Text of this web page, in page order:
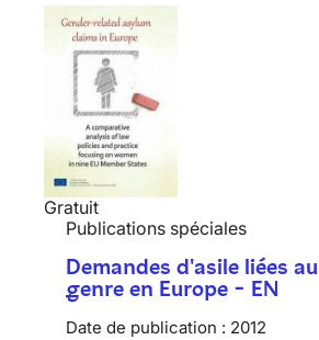
Gratuit
Publications spéciales
Demandes d'asile liées au
genre en Europe - EN
Date de publication : 2012